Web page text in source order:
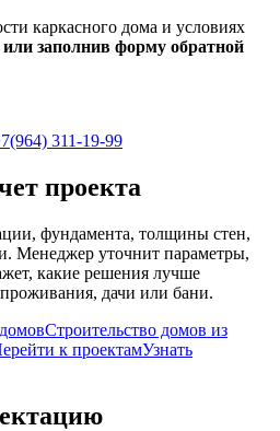
каркасного дома и условиях
или заполнив форму обратной
311-19-99
проекта
фундамента, толщины стен,
Менеджер уточнит параметры,
какие решения лучше
дачи или бани.
Строительство домов из
к проектамУзнать